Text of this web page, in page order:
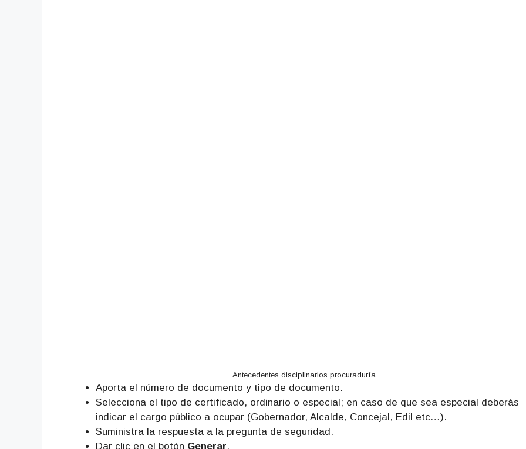
Antecedentes disciplinarios procuraduría
Aporta el número de documento y tipo de documento.
Selecciona el tipo de certificado, ordinario o especial; en caso de que sea especial deberás
indicar el cargo público a ocupar (Gobernador, Alcalde, Concejal, Edil etc…).
Suministra la respuesta a la pregunta de seguridad.
Dar clic en el botón Generar.